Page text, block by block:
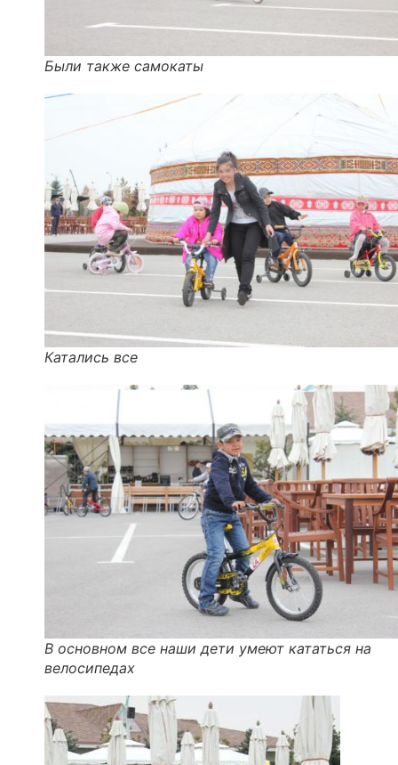
Были также самокаты
Катались все
В основном все наши дети умеют кататься на
велосипедах